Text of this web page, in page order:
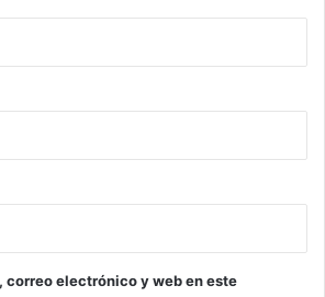
correo electrónico y web en este